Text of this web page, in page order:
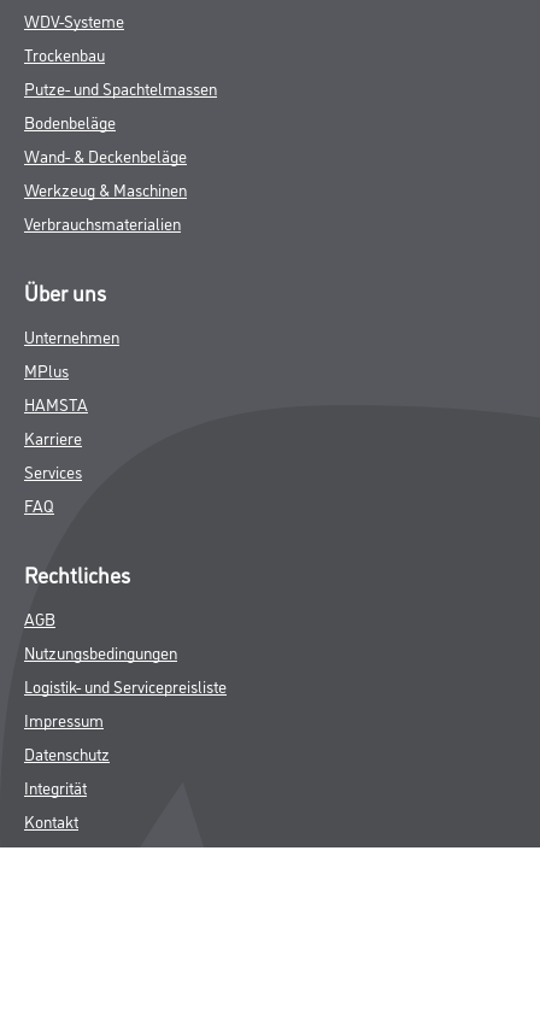
WDV-Systeme
Trockenbau
Putze- und Spachtelmassen
Bodenbeläge
Wand- & Deckenbeläge
Werkzeug & Maschinen
Verbrauchsmaterialien
Über uns
Unternehmen
MPlus
HAMSTA
Karriere
Services
FAQ
Rechtliches
AGB
Nutzungsbedingungen
Logistik- und Servicepreisliste
Impressum
Datenschutz
Integrität
Kontakt